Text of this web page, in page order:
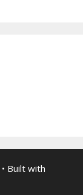
• Built with